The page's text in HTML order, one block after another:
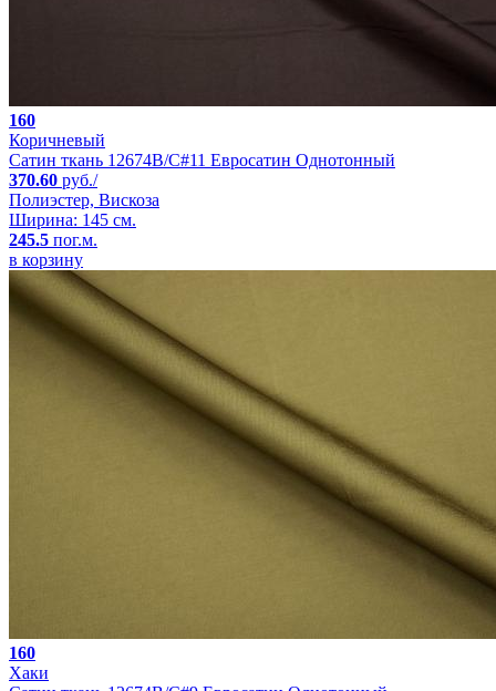
160
Коричневый
Сатин ткань 12674B/C#11 Евросатин Однотонный
370.60 руб./
Полиэстер, Вискоза
Ширина: 145 см.
245.5 пог.м.
в корзину
160
Хаки